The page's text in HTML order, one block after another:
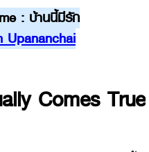
: บ้านนี้มีรัก
Comes True